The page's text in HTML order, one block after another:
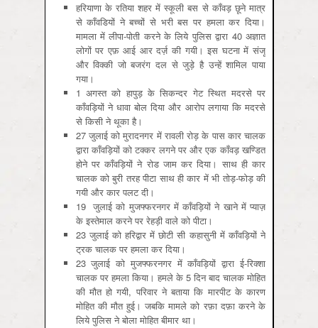
हरियाणा के रतिया शहर में स्कूली बस से काँवड़ छूने मात्र
से काँवडियों ने बच्चों से भरी बस पर हमला कर दिया।
मामला में लीपा-पोती करने के लिये पुलिस द्वारा 40 अज्ञात
लोगों पर एफ़ आई आर दर्ज़ की गयी। इस घटना में संजू
और विक्की जो बजरंग दल से जुड़े है उन्हें शामिल पाया
गया।
1 अगस्त को हापुड़ के सिकन्दर गेट स्थित मदरसे पर
काँवड़ियों ने धावा बोल दिया और आरोप लगाया कि मदरसे
से किसी ने थूका है।
27 जुलाई को मुरादनगर में रावली रोड़ के पास कार चालक
द्वारा काँवड़ियों को टक्कर लगने पर और एक काँवड़ खण्डित
होने पर काँवड़ियों ने रोड जाम कर दिया। साथ ही कार
चालक को बुरी तरह पीटा साथ ही कार में भी तोड़-फोड़ की
गयी और कार पलट दी।
19 जुलाई को मुजफ्फरनगर में काँवड़ियों ने खाने में प्याज़
के इस्तेमाल करने पर रेहड़ी वाले को पीटा।
23 जुलाई को हरिद्वार में छोटी सी कहासुनी में काँवड़ियों ने
ट्रक चालक पर हमला कर दिया।
23 जुलाई को मुजफ्फरनगर में काँवड़ियों द्वारा ई-रिक्शा
चालक पर हमला किया। हमले के 5 दिन बाद चालक मोहित
की मौत हो गयी, परिवार ने बताया कि मारपीट के कारण
मोहित की मौत हुई। जबकि मामले को रफ़ा दफ़ा करने के
लिये पुलिस ने बोला मोहित बीमार था।